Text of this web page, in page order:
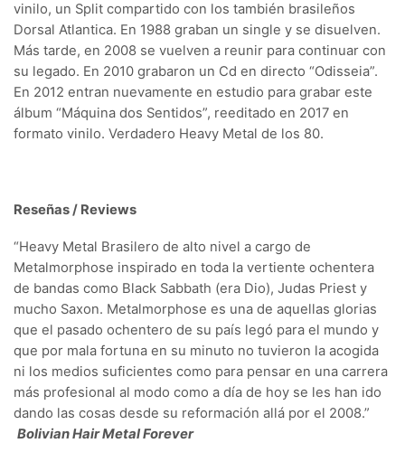
vinilo, un Split compartido con los también brasileños
Dorsal Atlantica. En 1988 graban un single y se disuelven.
Más tarde, en 2008 se vuelven a reunir para continuar con
su legado. En 2010 grabaron un Cd en directo “Odisseia”.
En 2012 entran nuevamente en estudio para grabar este
álbum “Máquina dos Sentidos”, reeditado en 2017 en
formato vinilo. Verdadero Heavy Metal de los 80.
Reseñas / Reviews
“Heavy Metal Brasilero de alto nivel a cargo de
Metalmorphose inspirado en toda la vertiente ochentera
de bandas como Black Sabbath (era Dio), Judas Priest y
mucho Saxon. Metalmorphose es una de aquellas glorias
que el pasado ochentero de su país legó para el mundo y
que por mala fortuna en su minuto no tuvieron la acogida
ni los medios suficientes como para pensar en una carrera
más profesional al modo como a día de hoy se les han ido
dando las cosas desde su reformación allá por el 2008.”
Bolivian Hair Metal Forever